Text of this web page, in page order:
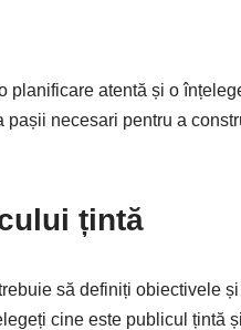
atentă și o
necesari pentru a
țintă
să definiți obiectivele
cine este publicul țintă